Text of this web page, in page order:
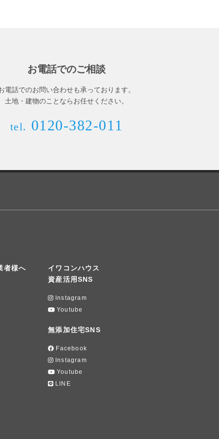
お電話でのご相談
電話でのお問い合わせも承っております。
土地・建物のことならお任せください。
tel. 0120-382-011
者様へ
イワコンハウス
資産活用SNS
Instagram
Youtube
無添加住宅SNS
Facebook
Instagram
Youtube
LINE